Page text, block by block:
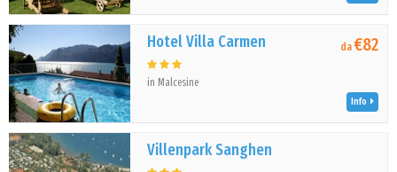
Hotel Villa Carmen
in Malcesine
da€82
Info
Villenpark Sanghen